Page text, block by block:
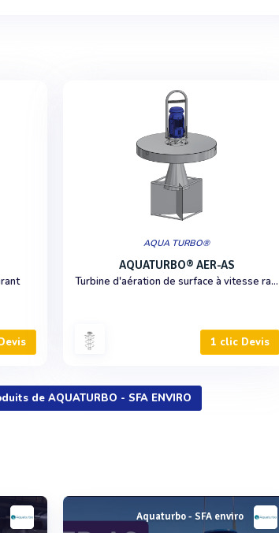
AQUA TURBO®
AQUATURBO® AER-AS
Turbine d'aération de surface à vitesse rapide
1 clic Devis
de AQUATURBO - SFA ENVIRO
Aquaturbo - SFA enviro